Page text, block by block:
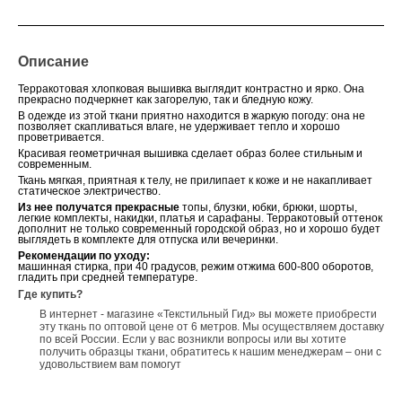
Описание
Терракотовая хлопковая вышивка выглядит контрастно и ярко. Она
прекрасно подчеркнет как загорелую, так и бледную кожу.
В одежде из этой ткани приятно находится в жаркую погоду: она не
позволяет скапливаться влаге, не удерживает тепло и хорошо
проветривается.
Красивая геометричная вышивка сделает образ более стильным и
современным.
Ткань мягкая, приятная к телу, не прилипает к коже и не накапливает
статическое электричество.
Из нее получатся прекрасные топы, блузки, юбки, брюки, шорты,
легкие комплекты, накидки, платья и сарафаны. Терракотовый оттенок
дополнит не только современный городской образ, но и хорошо будет
выглядеть в комплекте для отпуска или вечеринки.
Рекомендации по уходу:
машинная стирка, при 40 градусов, режим отжима 600-800 оборотов,
гладить при средней температуре.
Где купить?
В интернет - магазине «Текстильный Гид» вы можете приобрести
эту ткань по оптовой цене от 6 метров. Мы осуществляем доставку
по всей России. Если у вас возникли вопросы или вы хотите
получить образцы ткани, обратитесь к нашим менеджерам – они с
удовольствием вам помогут